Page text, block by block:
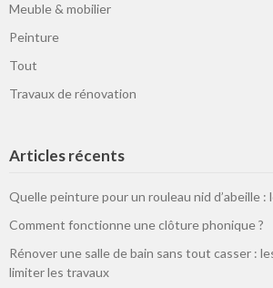
Meuble & mobilier
Peinture
Tout
Travaux de rénovation
Articles récents
Quelle peinture pour un rouleau nid d’abeille :
Comment fonctionne une clôture phonique ?
Rénover une salle de bain sans tout casser :
limiter les travaux